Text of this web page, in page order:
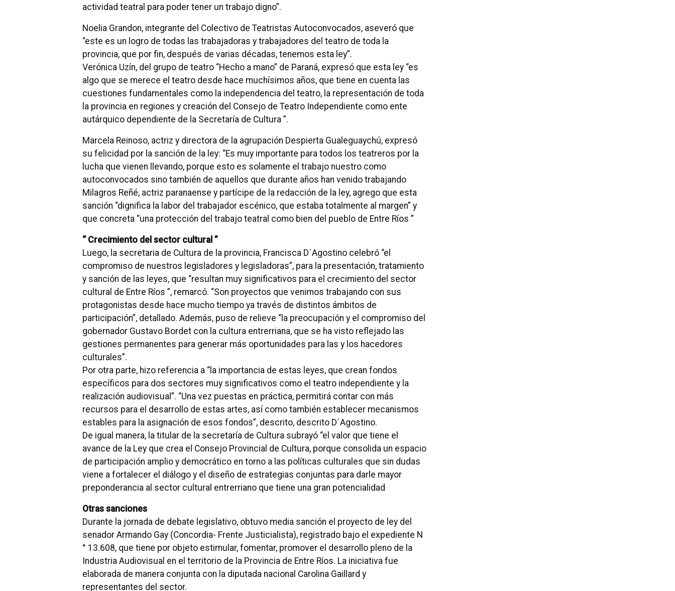
actividad teatral para poder tener un trabajo digno”.
Noelia Grandon, integrante del Colectivo de Teatristas Autoconvocados, aseveró que
“este es un logro de todas las trabajadoras y trabajadores del teatro de toda la
provincia, que por fin, después de varias décadas, tenemos esta ley”.
Verónica Uzín, del grupo de teatro “Hecho a mano” de Paraná, expresó que esta ley “es
algo que se merece el teatro desde hace muchísimos años, que tiene en cuenta las
cuestiones fundamentales como la independencia del teatro, la representación de toda
la provincia en regiones y creación del Consejo de Teatro Independiente como ente
autárquico dependiente de la Secretaría de Cultura ”.
Marcela Reinoso, actriz y directora de la agrupación Despierta Gualeguaychú, expresó
su felicidad por la sanción de la ley: “Es muy importante para todos los teatreros por la
lucha que vienen llevando, porque esto es solamente el trabajo nuestro como
autoconvocados sino también de aquellos que durante años han venido trabajando
Milagros Reñé, actriz paranaense y partícipe de la redacción de la ley, agrego que esta
sanción “dignifica la labor del trabajador escénico, que estaba totalmente al margen” y
que concreta “una protección del trabajo teatral como bien del pueblo de Entre Ríos ”
“ Crecimiento del sector cultural ”
Luego, la secretaria de Cultura de la provincia, Francisca D´Agostino celebró “el
compromiso de nuestros legisladores y legisladoras”, para la presentación, tratamiento
y sanción de las leyes, que “resultan muy significativos para el crecimiento del sector
cultural de Entre Ríos ”, remarcó. “Son proyectos que venimos trabajando con sus
protagonistas desde hace mucho tiempo ya través de distintos ámbitos de
participación”, detallado. Además, puso de relieve “la preocupación y el compromiso del
gobernador Gustavo Bordet con la cultura entrerriana, que se ha visto reflejado las
gestiones permanentes para generar más oportunidades para las y los hacedores
culturales”.
Por otra parte, hizo referencia a “la importancia de estas leyes, que crean fondos
específicos para dos sectores muy significativos como el teatro independiente y la
realización audiovisual”. “Una vez puestas en práctica, permitirá contar con más
recursos para el desarrollo de estas artes, así como también establecer mecanismos
estables para la asignación de esos fondos”, descrito, descrito D´Agostino.
De igual manera, la titular de la secretaría de Cultura subrayó “el valor que tiene el
avance de la Ley que crea el Consejo Provincial de Cultura, porque consolida un espacio
de participación amplio y democrático en torno a las políticas culturales que sin dudas
viene a fortalecer el diálogo y el diseño de estrategias conjuntas para darle mayor
preponderancia al sector cultural entrerriano que tiene una gran potencialidad
Otras sanciones
Durante la jornada de debate legislativo, obtuvo media sanción el proyecto de ley del
senador Armando Gay (Concordia- Frente Justicialista), registrado bajo el expediente N
° 13.608, que tiene por objeto estimular, fomentar, promover el desarrollo pleno de la
Industria Audiovisual en el territorio de la Provincia de Entre Ríos. La iniciativa fue
elaborada de manera conjunta con la diputada nacional Carolina Gaillard y
representantes del sector.